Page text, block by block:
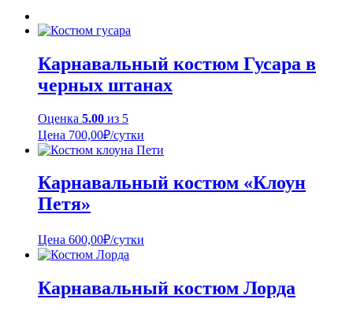
Карнавальный костюм Гусара в
черных штанах
Оценка 5.00 из 5
Цена 700,00₽/сутки
Карнавальный костюм «Клоун
Петя»
Цена 600,00₽/сутки
Карнавальный костюм Лорда